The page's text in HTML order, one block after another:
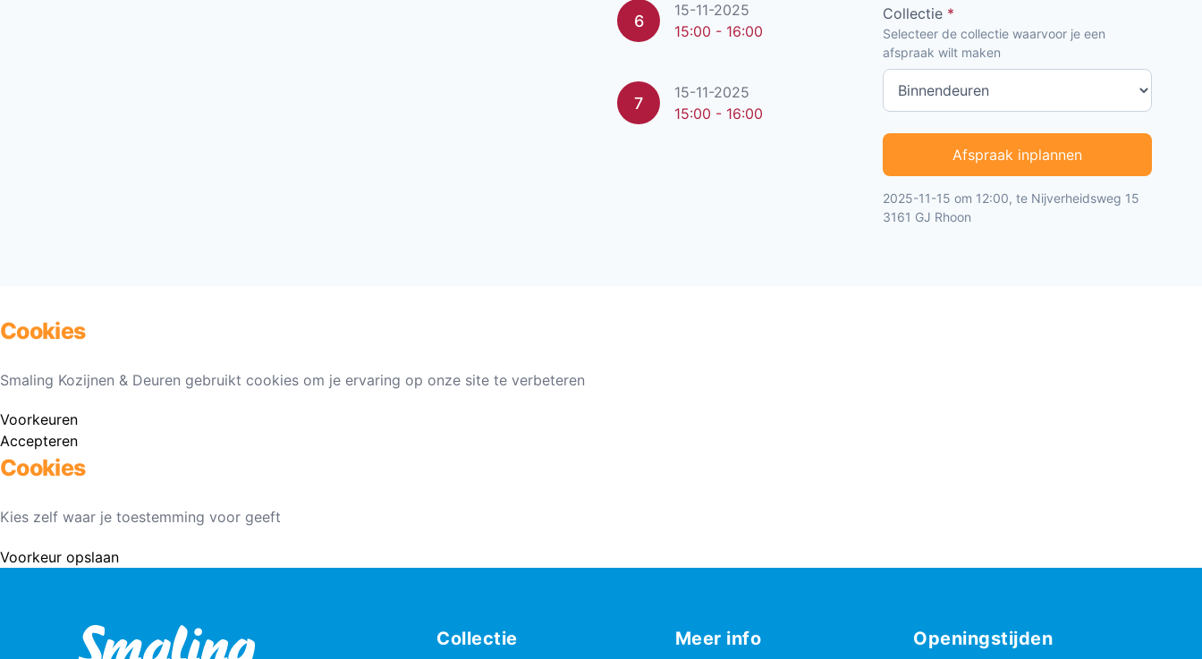
6
15-11-2025
15:00 - 16:00
7
15-11-2025
15:00 - 16:00
Collectie *
Selecteer de collectie waarvoor je een
afspraak wilt maken
Afspraak inplannen
2025-11-15 om 12:00, te Nijverheidsweg 15
3161 GJ Rhoon
Cookies
Smaling Kozijnen & Deuren gebruikt cookies om je ervaring op onze site te verbeteren
Voorkeuren
Accepteren
Cookies
Kies zelf waar je toestemming voor geeft
Voorkeur opslaan
Collectie Meer info Openingstijden